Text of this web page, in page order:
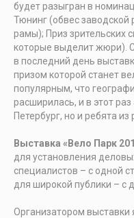
будет разыгран в
Тюнинг (обвес
рамы); Приз зрительских
которые выделит жюри).
в последний день
призом которой станет
популярным, что
расширилась, и в этот
Петербург, но и ребята из
Выставка «Вело Парк
для установления
специалистов – с одной
для широкой публики – с
Организатором выставки